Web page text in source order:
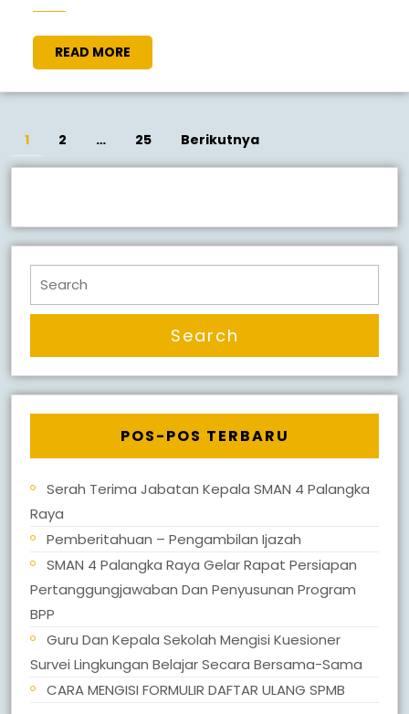
PALANGKA
RAYA
2026
JALUR
DOMISILI
READ MORE
MORE
pos
1 2 … 25 Berikutnya
Search
for:
POS-POS TERBARU
Serah Terima Jabatan Kepala SMAN 4 Palangka
Raya
Pemberitahuan – Pengambilan Ijazah
SMAN 4 Palangka Raya Gelar Rapat Persiapan
Pertanggungjawaban Dan Penyusunan Program
BPP
Guru Dan Kepala Sekolah Mengisi Kuesioner
Survei Lingkungan Belajar Secara Bersama-Sama
CARA MENGISI FORMULIR DAFTAR ULANG SPMB